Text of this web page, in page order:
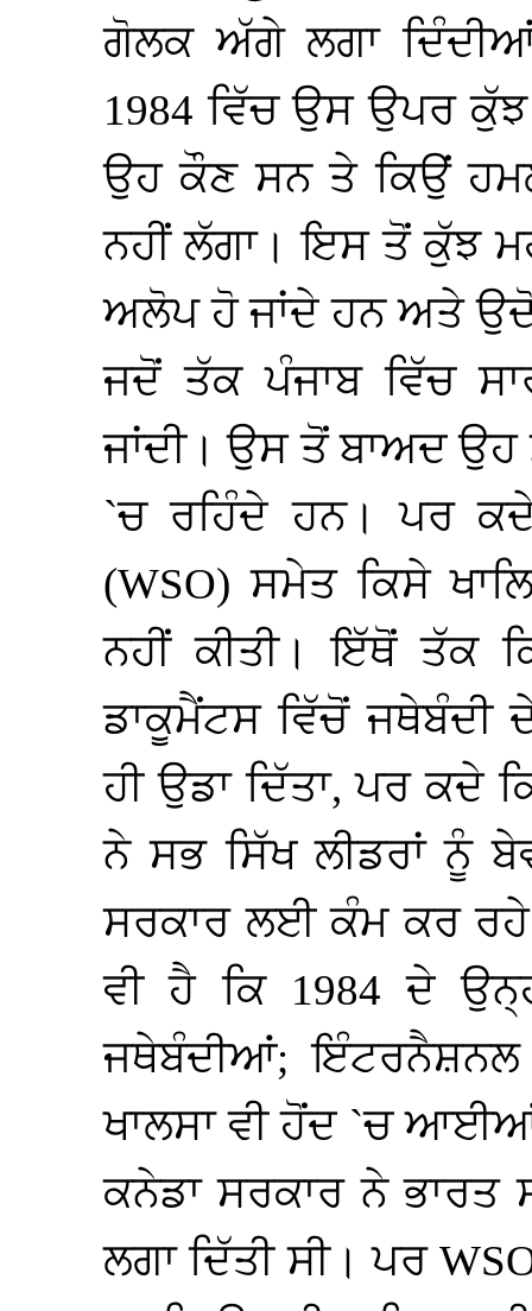
ਗੋਲਕ ਅੱਗੇ ਲਗਾ
1984 ਵਿੱਚ ਉਸ ਉਪਰ
ਉਹ ਕੌਣ ਸਨ ਤੇ ਕਿਉਂ
ਨਹੀਂ ਲੱਗਾ। ਇਸ ਤੋਂ ਕੁੱਝ
ਅਲੋਪ ਹੋ ਜਾਂਦੇ ਹਨ ਅਤੇ
ਜਦੋਂ ਤੱਕ ਪੰਜਾਬ ਵਿੱਚ
ਜਾਂਦੀ। ਉਸ ਤੋਂ ਬਾਅਦ
`ਚ ਰਹਿੰਦੇ ਹਨ। ਪਰ
(WSO) ਸਮੇਤ ਕਿਸੇ
ਨਹੀਂ ਕੀਤੀ। ਇੱਥੋਂ ਤੱਕ
ਡਾਕੂਮੈਂਟਸ ਵਿੱਚੋਂ ਜਥੇਬੰਦੀ
ਹੀ ਉਡਾ ਦਿੱਤਾ, ਪਰ ਕਦੇ
ਨੇ ਸਭ ਸਿੱਖ ਲੀਡਰਾਂ ਨੂੰ
ਸਰਕਾਰ ਲਈ ਕੰਮ ਕਰ
ਵੀ ਹੈ ਕਿ 1984 ਦੇ
ਜਥੇਬੰਦੀਆਂ;
ਖਾਲਸਾ ਵੀ ਹੋਂਦ `ਚ
ਕਨੇਡਾ ਸਰਕਾਰ ਨੇ ਭਾਰਤ
ਲਗਾ ਦਿੱਤੀ ਸੀ। ਪਰ